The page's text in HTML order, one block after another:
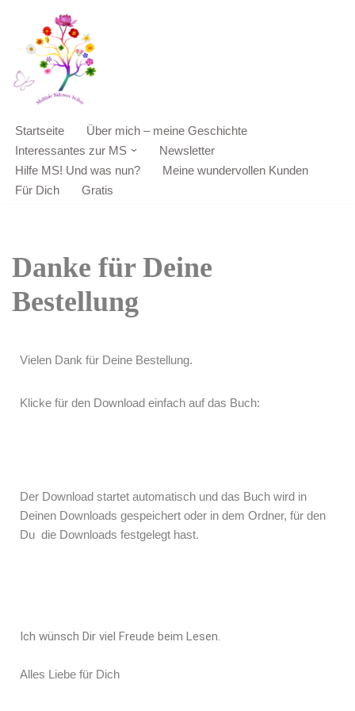
Zum
Inhalt
springen
Startseite
Über mich – meine Geschichte
Interessantes zur MS
Newsletter
Hilfe MS! Und was nun?
Meine wundervollen Kunden
Für Dich
Gratis
Danke für Deine
Bestellung
Vielen Dank für Deine Bestellung.
Klicke für den Download einfach auf das Buch:
Der Download startet automatisch und das Buch wird in
Deinen Downloads gespeichert oder in dem Ordner, für den
Du die Downloads festgelegt hast.
Ich wünsch Dir viel Freude beim Lesen.
Alles Liebe für Dich